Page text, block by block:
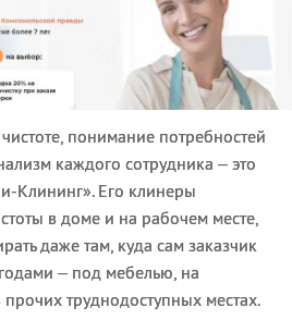
понимание потребностей
каждого сотрудника – это
Клининг». Его клинеры
в доме и на рабочем месте,
даже там, куда сам заказчик
– под мебелью, на
труднодоступных местах.